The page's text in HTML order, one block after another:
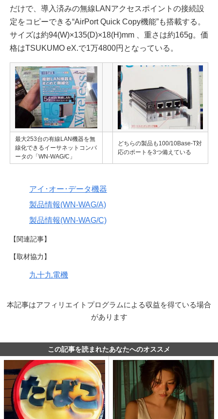
だけで、導入済みの無線LANアクセスポイントの接続設
定をコピーできる“AirPort Quick Copy機能”も搭載する。
サイズは約94(W)×135(D)×18(H)mm 、重さは約165g。価
格はTSUKUMO eX.で1万4800円となっている。
最大253台の有線LAN機器を無
線化できるイーサネットコンバ
ータの「WN-WAG/C」
どちらの製品も100/10Base-T対
応のポートを3つ備えている
アイ･オー･データ機器
製品情報(WN-WAG/A)
製品情報(WN-WAG/C)
【関連記事】
【取材協力】
九十九電機
本記事はアフィリエイトプログラムによる収益を得ている場合
があります
この記事を読まれたあなたへのオススメ